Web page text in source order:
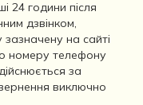
24 години після
дзвінком,
на сайті
номеру телефону
за
виключно